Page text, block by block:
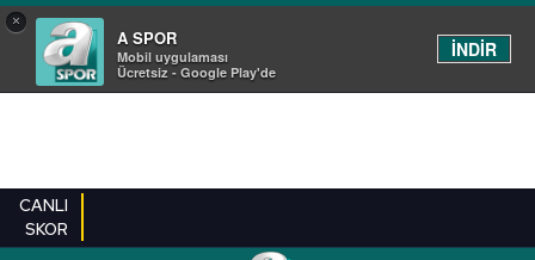
×
A SPOR
Mobil uygulaması
Ücretsiz - Google Play'de
İNDİR
CANLI
SKOR
EN YENILER